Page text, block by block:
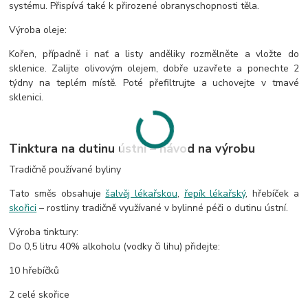
systému. Přispívá také k přirozené obranyschopnosti těla.
Výroba oleje:
Kořen, případně i nať a listy anděliky rozmělněte a vložte do
sklenice. Zalijte olivovým olejem, dobře uzavřete a ponechte 2
týdny na teplém místě. Poté přefiltrujte a uchovejte v tmavé
sklenici.
Tinktura na dutinu ústní – návod na výrobu
Tradičně používané byliny
Tato směs obsahuješalvěj lékařskou, řepík lékařský, hřebíček a
skořici – rostliny tradičně využívané v bylinné péči o dutinu ústní.
Výroba tinktury:
Do 0,5 litru 40% alkoholu (vodky či lihu) přidejte:
10 hřebíčků
2 celé skořice